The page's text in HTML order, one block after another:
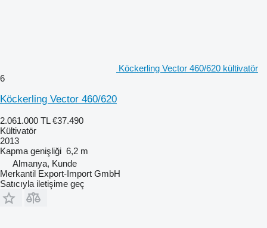
Köckerling Vector 460/620 kültivatör
6
Köckerling Vector 460/620
2.061.000 TL €37.490
Kültivatör
2013
Kapma genişliği 6,2 m
Almanya, Kunde
Merkantil Export-Import GmbH
Satıcıyla iletişime geç